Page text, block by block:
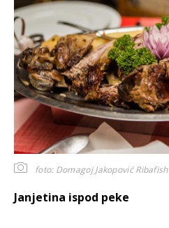
foto: Domagoj Jakopović Ribafish
Janjetina ispod peke